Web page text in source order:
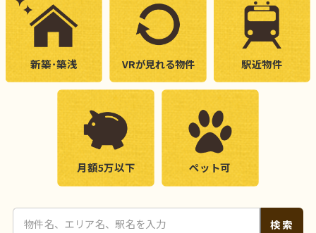
新築･築浅 VRが見れる物件 駅近物件
月額5万以下 ペット可